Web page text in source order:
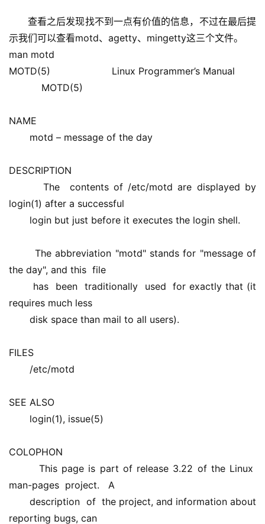
查看之后发现找不到一点有价值的信息，不过在最后提
示我们可以查看motd、agetty、mingetty这三个文件。
man motd
MOTD(5)                    Linux Programmer’s Manual
MOTD(5)
NAME
motd – message of the day
DESCRIPTION
The  contents of /etc/motd are displayed by
login(1) after a successful
login but just before it executes the login shell.
The abbreviation "motd" stands for "message of
the day", and this  file
has  been  traditionally  used  for exactly that (it
requires much less
disk space than mail to all users).
FILES
/etc/motd
SEE ALSO
login(1), issue(5)
COLOPHON
This page is part of release 3.22 of the Linux
man-pages  project.   A
description  of  the project, and information about
reporting bugs, can